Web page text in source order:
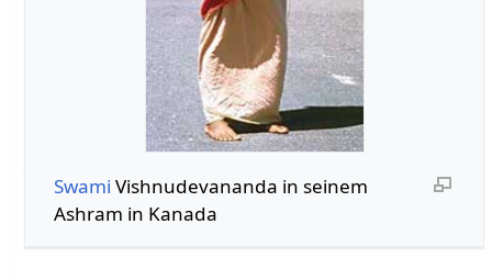
Swami Vishnudevananda in seinem
Ashram in Kanada